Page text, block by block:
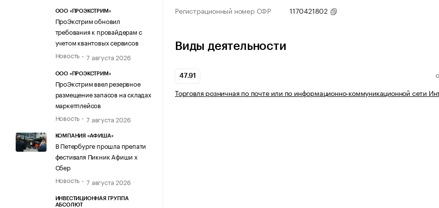
ООО «ПРОЭКСТРИМ»
ПроЭкстрим обновил
требования к провайдерам с
учетом квантовых сервисов
Новость
7 августа 2026
ООО «ПРОЭКСТРИМ»
ПроЭкстрим ввел резервное
размещение запасов на складах
маркетплейсов
Новость
7 августа 2026
КОМПАНИЯ «АФИША»
В Петербурге прошла препати
фестиваля Пикник Афиши х
Сбер
Новость
7 августа 2026
ИНВЕСТИЦИОННАЯ ГРУППА
АБСОЛЮТ
Регистрационный номер СФР 1170421802
Виды деятельности
47.91
Торговля розничная по почте или по информационно-коммуникационной сети